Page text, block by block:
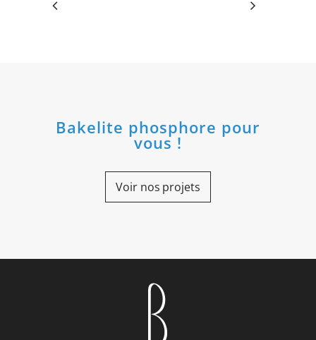
Bakelite phosphore pour
vous !
Voir nos projets